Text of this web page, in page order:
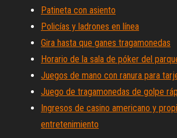
Patineta con asiento
Policías y ladrones en línea
Gira hasta que ganes tragamonedas
Horario de la sala de póker del
Juegos de mano con ranura para
Juego de tragamonedas de golpe
Ingresos de casino americano y
entretenimiento